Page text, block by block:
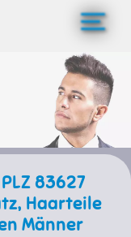
>
83627
Haarteile
Männer